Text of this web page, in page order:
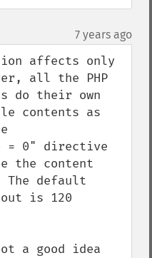
7 years ago
affects only
all the PHP
do their own
contents as
= 0" directive
the content
default
is 120
a good idea